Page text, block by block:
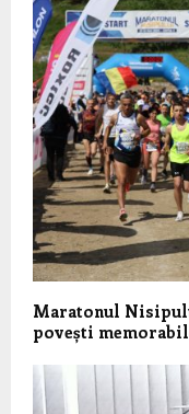
Maratonul
povești